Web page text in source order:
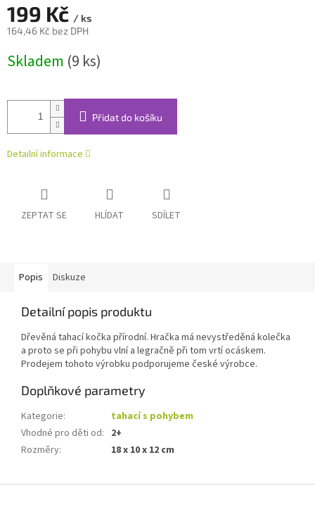
199 Kč / ks
164,46 Kč bez DPH
cena:
Skladem (9 ks)
Přidat do košíku
Detailní informace
ZEPTAT SE HLÍDAT SDÍLET
Popis Diskuze
Detailní popis produktu
Dřevěná tahací kočka přírodní. Hračka má nevystředěná kolečka
a proto se při pohybu vlní a legračně při tom vrtí ocáskem.
Prodejem tohoto výrobku podporujeme české výrobce.
Doplňkové parametry
Kategorie:
tahací s pohybem
Vhodné pro děti od: 2+
Rozměry: 18 x 10 x 12 cm